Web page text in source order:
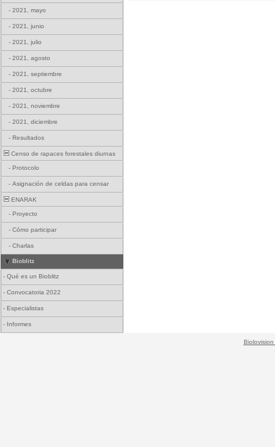
- 2021, mayo
- 2021, junio
- 2021, julio
- 2021, agosto
- 2021, septiembre
- 2021, octubre
- 2021, noviembre
- 2021, diciembre
- Resultados
Censo de rapaces forestales diurnas
- Protocolo
- Asignación de celdas para censar
ENARAK
- Proyecto
- Cómo participar
- Charlas
Bioblitz
- Qué es un Bioblitz
- Convocatoria 2022
- Especialistas
- Informes
Biolovision